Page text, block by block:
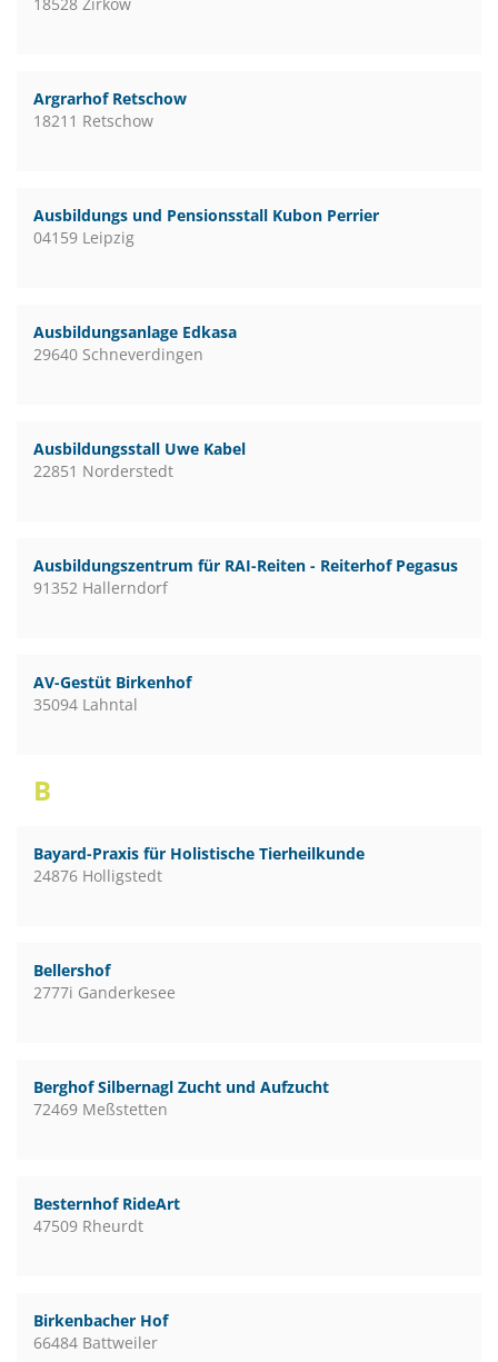
Argrarhof Retschow
18211 Retschow
Ausbildungs und Pensionsstall Kubon Perrier
04159 Leipzig
Ausbildungsanlage Edkasa
29640 Schneverdingen
Ausbildungsstall Uwe Kabel
22851 Norderstedt
Ausbildungszentrum für RAI-Reiten - Reiterhof Pegasus
91352 Hallerndorf
AV-Gestüt Birkenhof
35094 Lahntal
B
Bayard-Praxis für Holistische Tierheilkunde
24876 Holligstedt
Bellershof
2777i Ganderkesee
Berghof Silbernagl Zucht und Aufzucht
72469 Meßstetten
Besternhof RideArt
47509 Rheurdt
Birkenbacher Hof
66484 Battweiler